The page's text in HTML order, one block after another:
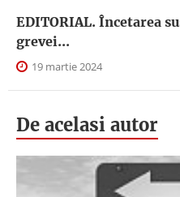
EDITORIAL. Încetarea
grevei...
19 martie 2024
De acelasi autor